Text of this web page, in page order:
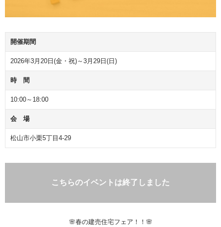
開催期間
2026年3月20日(金・祝)～3月29日(日)
時 間
10:00～18:00
会 場
松山市小栗5丁目4-29
こちらのイベントは終了しました
🌸春の建売住宅フェア！！🌸